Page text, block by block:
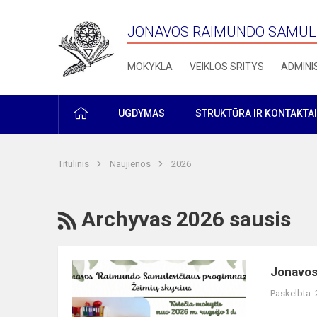
JONAVOS RAIMUNDO
MOKYKLA VEIKLOS SRITYS
PRADŽIAUGDYMAS STRUKTŪRA IR KONTAKTAI
Titulinis Naujienos 2026
RSS
Archyvas 2026 sausis
Jonavos
Raimundo
Samulevičiaus
Paskelbta: